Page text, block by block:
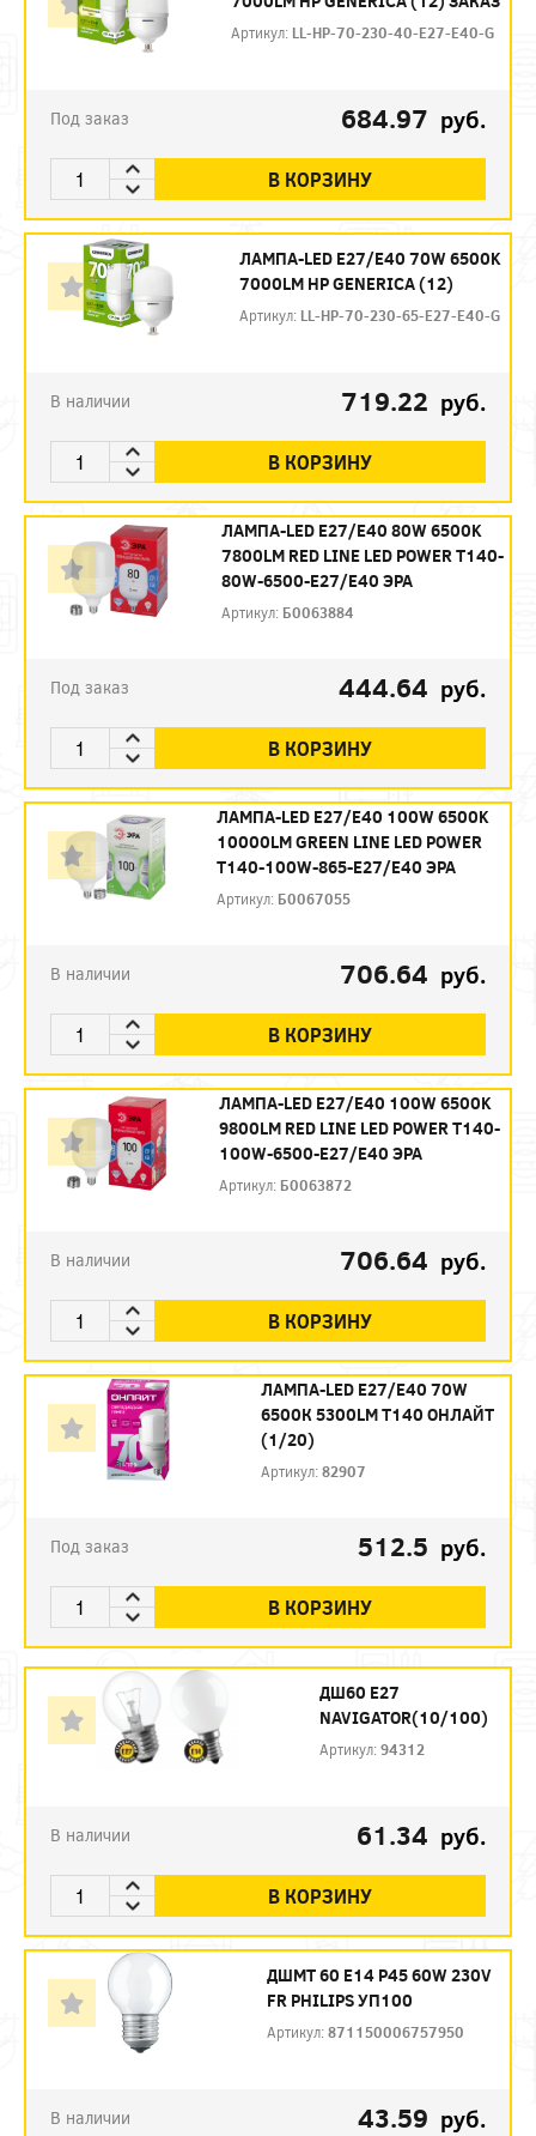
Артикул: LL-HP-70-230-40-E27-E40-G
Под заказ 684.97 руб.
В КОРЗИНУ
ЛАМПА-LED E27/E40 70W 6500K
7000LM HP GENERICA (12)
Артикул: LL-HP-70-230-65-E27-E40-G
В наличии 719.22 руб.
В КОРЗИНУ
ЛАМПА-LED E27/E40 80W 6500K
7800LM RED LINE LED POWER T140-
80W-6500-E27/E40 ЭРА
Артикул: Б0063884
Под заказ 444.64 руб.
В КОРЗИНУ
ЛАМПА-LED E27/E40 100W 6500K
10000LM GREEN LINE LED POWER
T140-100W-865-E27/E40 ЭРА
Артикул: Б0067055
В наличии 706.64 руб.
В КОРЗИНУ
ЛАМПА-LED E27/E40 100W 6500K
9800LM RED LINE LED POWER T140-
100W-6500-E27/E40 ЭРА
Артикул: Б0063872
В наличии 706.64 руб.
В КОРЗИНУ
ЛАМПА-LED E27/Е40 70W
6500К 5300LM T140 ОНЛАЙТ
(1/20)
Артикул:82907
Под заказ 512.5 руб.
В КОРЗИНУ
ДШ60 Е27
NAVIGATOR(10/100)
Артикул:94312
В наличии 61.34 руб.
В КОРЗИНУ
ДШМТ 60 Е14 P45 60W 230V
FR PHILIPS УП100
Артикул:871150006757950
В наличии 43.59 руб.